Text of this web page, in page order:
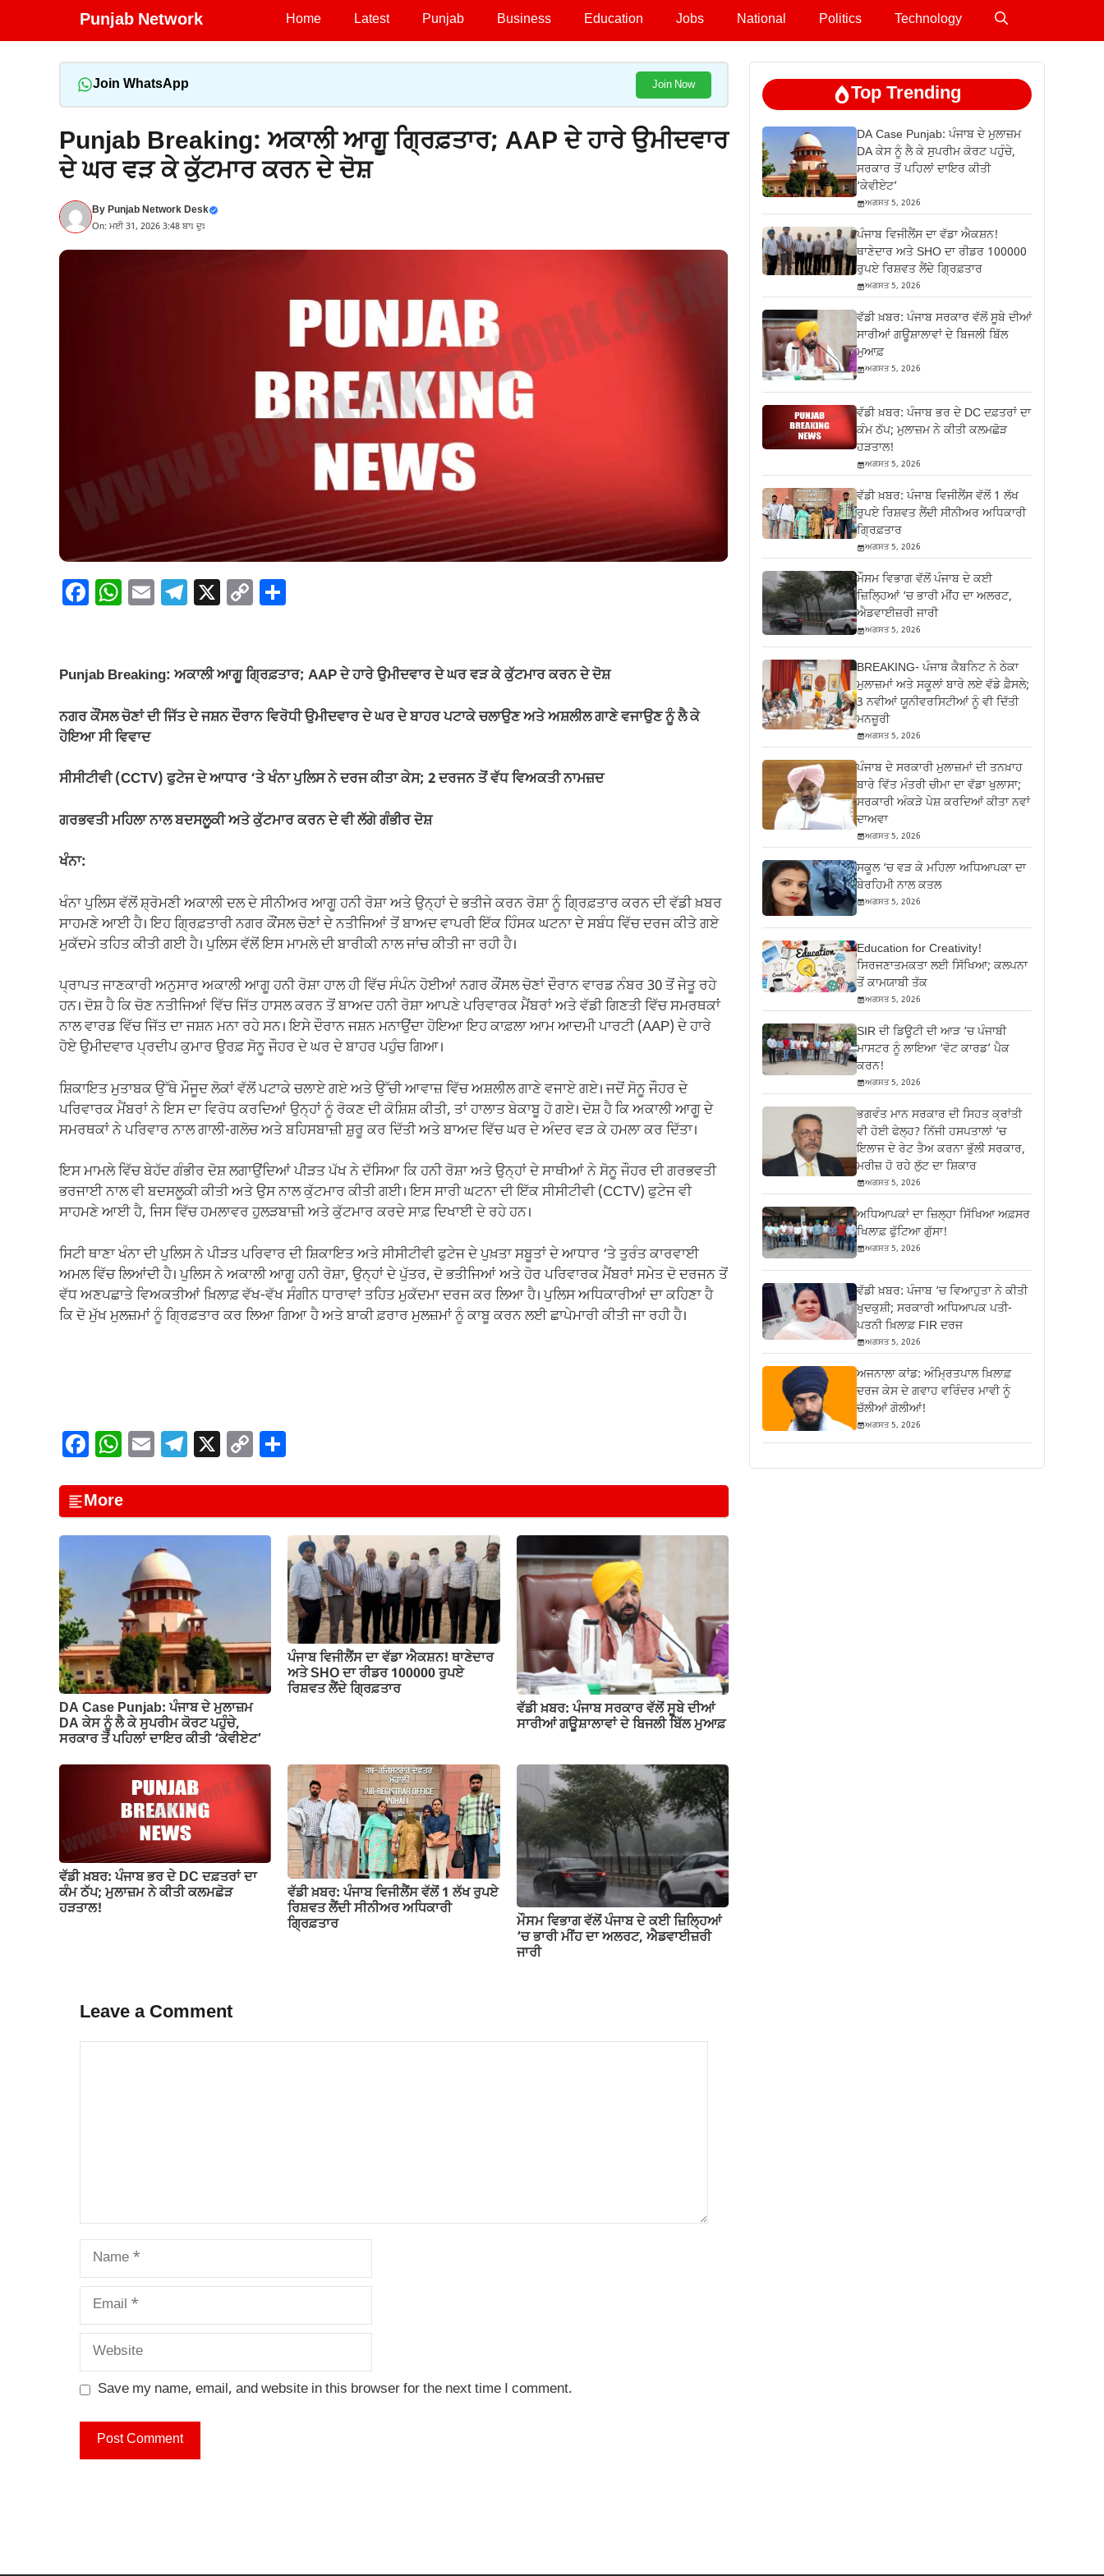
Punjab Network Home Latest Punjab Business Education Jobs National Politics Technology
Join WhatsApp Join Now
Punjab Breaking: ਅਕਾਲੀ ਆਗੂ ਗ੍ਰਿਫ਼ਤਾਰ; AAP ਦੇ ਹਾਰੇ ਉਮੀਦਵਾਰ
ਦੇ ਘਰ ਵੜ ਕੇ ਕੁੱਟਮਾਰ ਕਰਨ ਦੇ ਦੋਸ਼
ByPunjab Network Desk
On: ਮਈ 31, 2026 3:48 ਬਾਃ ਦੁਃ
F
e
o
o
k
W
s
p
p
E T
gr
m
X C
y
n
e
Punjab Breaking: ਅਕਾਲੀ ਆਗੂ ਗ੍ਰਿਫ਼ਤਾਰ; AAP ਦੇ ਹਾਰੇ ਉਮੀਦਵਾਰ ਦੇ ਘਰ ਵੜ ਕੇ ਕੁੱਟਮਾਰ ਕਰਨ ਦੇ ਦੋਸ਼
ਨਗਰ ਕੌਂਸਲ ਚੋਣਾਂ ਦੀ ਜਿੱਤ ਦੇ ਜਸ਼ਨ ਦੌਰਾਨ ਵਿਰੋਧੀ ਉਮੀਦਵਾਰ ਦੇ ਘਰ ਦੇ ਬਾਹਰ ਪਟਾਕੇ ਚਲਾਉਣ ਅਤੇ ਅਸ਼ਲੀਲ ਗਾਣੇ ਵਜਾਉਣ ਨੂੰ ਲੈ ਕੇ
ਹੋਇਆ ਸੀ ਵਿਵਾਦ
ਸੀਸੀਟੀਵੀ (CCTV) ਫੁਟੇਜ ਦੇ ਆਧਾਰ ‘ਤੇ ਖੰਨਾ ਪੁਲਿਸ ਨੇ ਦਰਜ ਕੀਤਾ ਕੇਸ; 2 ਦਰਜਨ ਤੋਂ ਵੱਧ ਵਿਅਕਤੀ ਨਾਮਜ਼ਦ
ਗਰਭਵਤੀ ਮਹਿਲਾ ਨਾਲ ਬਦਸਲੂਕੀ ਅਤੇ ਕੁੱਟਮਾਰ ਕਰਨ ਦੇ ਵੀ ਲੱਗੇ ਗੰਭੀਰ ਦੋਸ਼
ਖੰਨਾ:
ਖੰਨਾ ਪੁਲਿਸ ਵੱਲੋਂ ਸ਼੍ਰੋਮਣੀ ਅਕਾਲੀ ਦਲ ਦੇ ਸੀਨੀਅਰ ਆਗੂ ਹਨੀ ਰੋਸ਼ਾ ਅਤੇ ਉਨ੍ਹਾਂ ਦੇ ਭਤੀਜੇ ਕਰਨ ਰੋਸ਼ਾ ਨੂੰ ਗ੍ਰਿਫ਼ਤਾਰ ਕਰਨ ਦੀ ਵੱਡੀ ਖ਼ਬਰ
ਸਾਹਮਣੇ ਆਈ ਹੈ। ਇਹ ਗ੍ਰਿਫ਼ਤਾਰੀ ਨਗਰ ਕੌਂਸਲ ਚੋਣਾਂ ਦੇ ਨਤੀਜਿਆਂ ਤੋਂ ਬਾਅਦ ਵਾਪਰੀ ਇੱਕ ਹਿੰਸਕ ਘਟਨਾ ਦੇ ਸਬੰਧ ਵਿੱਚ ਦਰਜ ਕੀਤੇ ਗਏ
ਮੁਕੱਦਮੇ ਤਹਿਤ ਕੀਤੀ ਗਈ ਹੈ। ਪੁਲਿਸ ਵੱਲੋਂ ਇਸ ਮਾਮਲੇ ਦੀ ਬਾਰੀਕੀ ਨਾਲ ਜਾਂਚ ਕੀਤੀ ਜਾ ਰਹੀ ਹੈ।
ਪ੍ਰਾਪਤ ਜਾਣਕਾਰੀ ਅਨੁਸਾਰ ਅਕਾਲੀ ਆਗੂ ਹਨੀ ਰੋਸ਼ਾ ਹਾਲ ਹੀ ਵਿੱਚ ਸੰਪੰਨ ਹੋਈਆਂ ਨਗਰ ਕੌਂਸਲ ਚੋਣਾਂ ਦੌਰਾਨ ਵਾਰਡ ਨੰਬਰ 30 ਤੋਂ ਜੇਤੂ ਰਹੇ
ਹਨ। ਦੋਸ਼ ਹੈ ਕਿ ਚੋਣ ਨਤੀਜਿਆਂ ਵਿੱਚ ਜਿੱਤ ਹਾਸਲ ਕਰਨ ਤੋਂ ਬਾਅਦ ਹਨੀ ਰੋਸ਼ਾ ਆਪਣੇ ਪਰਿਵਾਰਕ ਮੈਂਬਰਾਂ ਅਤੇ ਵੱਡੀ ਗਿਣਤੀ ਵਿੱਚ ਸਮਰਥਕਾਂ
ਨਾਲ ਵਾਰਡ ਵਿੱਚ ਜਿੱਤ ਦਾ ਜਸ਼ਨ ਮਨਾ ਰਹੇ ਸਨ। ਇਸੇ ਦੌਰਾਨ ਜਸ਼ਨ ਮਨਾਉਂਦਾ ਹੋਇਆ ਇਹ ਕਾਫ਼ਲਾ ਆਮ ਆਦਮੀ ਪਾਰਟੀ (AAP) ਦੇ ਹਾਰੇ
ਹੋਏ ਉਮੀਦਵਾਰ ਪ੍ਰਦੀਪ ਕੁਮਾਰ ਉਰਫ਼ ਸੋਨੂ ਜੌਹਰ ਦੇ ਘਰ ਦੇ ਬਾਹਰ ਪਹੁੰਚ ਗਿਆ।
ਸ਼ਿਕਾਇਤ ਮੁਤਾਬਕ ਉੱਥੇ ਮੌਜੂਦ ਲੋਕਾਂ ਵੱਲੋਂ ਪਟਾਕੇ ਚਲਾਏ ਗਏ ਅਤੇ ਉੱਚੀ ਆਵਾਜ਼ ਵਿੱਚ ਅਸ਼ਲੀਲ ਗਾਣੇ ਵਜਾਏ ਗਏ। ਜਦੋਂ ਸੋਨੂ ਜੌਹਰ ਦੇ
ਪਰਿਵਾਰਕ ਮੈਂਬਰਾਂ ਨੇ ਇਸ ਦਾ ਵਿਰੋਧ ਕਰਦਿਆਂ ਉਨ੍ਹਾਂ ਨੂੰ ਰੋਕਣ ਦੀ ਕੋਸ਼ਿਸ਼ ਕੀਤੀ, ਤਾਂ ਹਾਲਾਤ ਬੇਕਾਬੂ ਹੋ ਗਏ। ਦੋਸ਼ ਹੈ ਕਿ ਅਕਾਲੀ ਆਗੂ ਦੇ
ਸਮਰਥਕਾਂ ਨੇ ਪਰਿਵਾਰ ਨਾਲ ਗਾਲੀ-ਗਲੋਚ ਅਤੇ ਬਹਿਸਬਾਜ਼ੀ ਸ਼ੁਰੂ ਕਰ ਦਿੱਤੀ ਅਤੇ ਬਾਅਦ ਵਿੱਚ ਘਰ ਦੇ ਅੰਦਰ ਵੜ ਕੇ ਹਮਲਾ ਕਰ ਦਿੱਤਾ।
ਇਸ ਮਾਮਲੇ ਵਿੱਚ ਬੇਹੱਦ ਗੰਭੀਰ ਦੋਸ਼ ਲਗਾਉਂਦਿਆਂ ਪੀੜਤ ਪੱਖ ਨੇ ਦੱਸਿਆ ਕਿ ਹਨੀ ਰੋਸ਼ਾ ਅਤੇ ਉਨ੍ਹਾਂ ਦੇ ਸਾਥੀਆਂ ਨੇ ਸੋਨੂ ਜੌਹਰ ਦੀ ਗਰਭਵਤੀ
ਭਰਜਾਈ ਨਾਲ ਵੀ ਬਦਸਲੂਕੀ ਕੀਤੀ ਅਤੇ ਉਸ ਨਾਲ ਕੁੱਟਮਾਰ ਕੀਤੀ ਗਈ। ਇਸ ਸਾਰੀ ਘਟਨਾ ਦੀ ਇੱਕ ਸੀਸੀਟੀਵੀ (CCTV) ਫੁਟੇਜ ਵੀ
ਸਾਹਮਣੇ ਆਈ ਹੈ, ਜਿਸ ਵਿੱਚ ਹਮਲਾਵਰ ਹੁਲੜਬਾਜ਼ੀ ਅਤੇ ਕੁੱਟਮਾਰ ਕਰਦੇ ਸਾਫ਼ ਦਿਖਾਈ ਦੇ ਰਹੇ ਹਨ।
ਸਿਟੀ ਥਾਣਾ ਖੰਨਾ ਦੀ ਪੁਲਿਸ ਨੇ ਪੀੜਤ ਪਰਿਵਾਰ ਦੀ ਸ਼ਿਕਾਇਤ ਅਤੇ ਸੀਸੀਟੀਵੀ ਫੁਟੇਜ ਦੇ ਪੁਖ਼ਤਾ ਸਬੂਤਾਂ ਦੇ ਆਧਾਰ ‘ਤੇ ਤੁਰੰਤ ਕਾਰਵਾਈ
ਅਮਲ ਵਿੱਚ ਲਿਆਂਦੀ ਹੈ। ਪੁਲਿਸ ਨੇ ਅਕਾਲੀ ਆਗੂ ਹਨੀ ਰੋਸ਼ਾ, ਉਨ੍ਹਾਂ ਦੇ ਪੁੱਤਰ, ਦੋ ਭਤੀਜਿਆਂ ਅਤੇ ਹੋਰ ਪਰਿਵਾਰਕ ਮੈਂਬਰਾਂ ਸਮੇਤ ਦੋ ਦਰਜਨ ਤੋਂ
ਵੱਧ ਅਣਪਛਾਤੇ ਵਿਅਕਤੀਆਂ ਖ਼ਿਲਾਫ਼ ਵੱਖ-ਵੱਖ ਸੰਗੀਨ ਧਾਰਾਵਾਂ ਤਹਿਤ ਮੁਕੱਦਮਾ ਦਰਜ ਕਰ ਲਿਆ ਹੈ। ਪੁਲਿਸ ਅਧਿਕਾਰੀਆਂ ਦਾ ਕਹਿਣਾ ਹੈ
ਕਿ ਦੋ ਮੁੱਖ ਮੁਲਜ਼ਮਾਂ ਨੂੰ ਗ੍ਰਿਫ਼ਤਾਰ ਕਰ ਲਿਆ ਗਿਆ ਹੈ ਅਤੇ ਬਾਕੀ ਫ਼ਰਾਰ ਮੁਲਜ਼ਮਾਂ ਨੂੰ ਕਾਬੂ ਕਰਨ ਲਈ ਛਾਪੇਮਾਰੀ ਕੀਤੀ ਜਾ ਰਹੀ ਹੈ।
F
c
e
k
W
at
s
p
p
E
ail
T
e
gr
m
X C
p
y
Li
ar
e
More
DA Case Punjab: ਪੰਜਾਬ ਦੇ ਮੁਲਾਜ਼ਮ
DA ਕੇਸ ਨੂੰ ਲੈ ਕੇ ਸੁਪਰੀਮ ਕੋਰਟ ਪਹੁੰਚੇ,
ਸਰਕਾਰ ਤੋਂ ਪਹਿਲਾਂ ਦਾਇਰ ਕੀਤੀ ‘ਕੇਵੀਏਟ’
ਪੰਜਾਬ ਵਿਜੀਲੈਂਸ ਦਾ ਵੱਡਾ ਐਕਸ਼ਨ! ਥਾਣੇਦਾਰ
ਅਤੇ SHO ਦਾ ਰੀਡਰ 100000 ਰੁਪਏ
ਰਿਸ਼ਵਤ ਲੈਂਦੇ ਗ੍ਰਿਫ਼ਤਾਰ
ਵੱਡੀ ਖ਼ਬਰ: ਪੰਜਾਬ ਸਰਕਾਰ ਵੱਲੋਂ ਸੂਬੇ ਦੀਆਂ
ਸਾਰੀਆਂ ਗਊਸ਼ਾਲਾਵਾਂ ਦੇ ਬਿਜਲੀ ਬਿੱਲ ਮੁਆਫ਼
ਵੱਡੀ ਖ਼ਬਰ: ਪੰਜਾਬ ਭਰ ਦੇ DC ਦਫ਼ਤਰਾਂ ਦਾ
ਕੰਮ ਠੱਪ; ਮੁਲਾਜ਼ਮ ਨੇ ਕੀਤੀ ਕਲਮਛੋੜ
ਹੜਤਾਲ!
ਵੱਡੀ ਖ਼ਬਰ: ਪੰਜਾਬ ਵਿਜੀਲੈਂਸ ਵੱਲੋਂ 1 ਲੱਖ ਰੁਪਏ
ਰਿਸ਼ਵਤ ਲੈਂਦੀ ਸੀਨੀਅਰ ਅਧਿਕਾਰੀ
ਗ੍ਰਿਫ਼ਤਾਰ
ਮੌਸਮ ਵਿਭਾਗ ਵੱਲੋਂ ਪੰਜਾਬ ਦੇ ਕਈ ਜ਼‍ਿਲ੍ਹਿਆਂ
‘ਚ ਭਾਰੀ ਮੀਂਹ ਦਾ ਅਲਰਟ, ਐਡਵਾਈਜ਼ਰੀ
ਜਾਰੀ
Leave a Comment
Name
Email
Website
Save my name, email, and website in this browser for the next time I comment.
Top Trending
DA Case Punjab: ਪੰਜਾਬ ਦੇ ਮੁਲਾਜ਼ਮ
DA ਕੇਸ ਨੂੰ ਲੈ ਕੇ ਸੁਪਰੀਮ ਕੋਰਟ ਪਹੁੰਚੇ,
ਸਰਕਾਰ ਤੋਂ ਪਹਿਲਾਂ ਦਾਇਰ ਕੀਤੀ
‘ਕੇਵੀਏਟ’
ਅਗਸਤ 5, 2026
ਪੰਜਾਬ ਵਿਜੀਲੈਂਸ ਦਾ ਵੱਡਾ ਐਕਸ਼ਨ!
ਥਾਣੇਦਾਰ ਅਤੇ SHO ਦਾ ਰੀਡਰ 100000
ਰੁਪਏ ਰਿਸ਼ਵਤ ਲੈਂਦੇ ਗ੍ਰਿਫ਼ਤਾਰ
ਅਗਸਤ 5, 2026
ਵੱਡੀ ਖ਼ਬਰ: ਪੰਜਾਬ ਸਰਕਾਰ ਵੱਲੋਂ ਸੂਬੇ ਦੀਆਂ
ਸਾਰੀਆਂ ਗਊਸ਼ਾਲਾਵਾਂ ਦੇ ਬਿਜਲੀ ਬਿੱਲ
ਮੁਆਫ਼
ਅਗਸਤ 5, 2026
ਵੱਡੀ ਖ਼ਬਰ: ਪੰਜਾਬ ਭਰ ਦੇ DC ਦਫ਼ਤਰਾਂ ਦਾ
ਕੰਮ ਠੱਪ; ਮੁਲਾਜ਼ਮ ਨੇ ਕੀਤੀ ਕਲਮਛੋੜ
ਹੜਤਾਲ!
ਅਗਸਤ 5, 2026
ਵੱਡੀ ਖ਼ਬਰ: ਪੰਜਾਬ ਵਿਜੀਲੈਂਸ ਵੱਲੋਂ 1 ਲੱਖ
ਰੁਪਏ ਰਿਸ਼ਵਤ ਲੈਂਦੀ ਸੀਨੀਅਰ ਅਧਿਕਾਰੀ
ਗ੍ਰਿਫ਼ਤਾਰ
ਅਗਸਤ 5, 2026
ਮੌਸਮ ਵਿਭਾਗ ਵੱਲੋਂ ਪੰਜਾਬ ਦੇ ਕਈ
ਜ਼‍ਿਲ੍ਹਿਆਂ ‘ਚ ਭਾਰੀ ਮੀਂਹ ਦਾ ਅਲਰਟ,
ਐਡਵਾਈਜ਼ਰੀ ਜਾਰੀ
ਅਗਸਤ 5, 2026
BREAKING- ਪੰਜਾਬ ਕੈਬਨਿਟ ਨੇ ਠੇਕਾ
ਮੁਲਾਜ਼ਮਾਂ ਅਤੇ ਸਕੂਲਾਂ ਬਾਰੇ ਲਏ ਵੱਡੇ ਫ਼ੈਸਲੇ;
3 ਨਵੀਆਂ ਯੂਨੀਵਰਸਿਟੀਆਂ ਨੂੰ ਵੀ ਦਿੱਤੀ
ਮਨਜ਼ੂਰੀ
ਅਗਸਤ 5, 2026
ਪੰਜਾਬ ਦੇ ਸਰਕਾਰੀ ਮੁਲਾਜ਼ਮਾਂ ਦੀ ਤਨਖ਼ਾਹ
ਬਾਰੇ ਵਿੱਤ ਮੰਤਰੀ ਚੀਮਾ ਦਾ ਵੱਡਾ ਖੁਲਾਸਾ;
ਸਰਕਾਰੀ ਅੰਕੜੇ ਪੇਸ਼ ਕਰਦਿਆਂ ਕੀਤਾ ਨਵਾਂ
ਦਾਅਵਾ
ਅਗਸਤ 5, 2026
ਸਕੂਲ ‘ਚ ਵੜ ਕੇ ਮਹਿਲਾ ਅਧਿਆਪਕਾ ਦਾ
ਬੇਰਹਿਮੀ ਨਾਲ ਕਤਲ
ਅਗਸਤ 5, 2026
Education for Creativity!
ਸਿਰਜਣਾਤਮਕਤਾ ਲਈ ਸਿੱਖਿਆ; ਕਲਪਨਾ
ਤੋਂ ਕਾਮਯਾਬੀ ਤੱਕ
ਅਗਸਤ 5, 2026
SIR ਦੀ ਡਿਊਟੀ ਦੀ ਆੜ ‘ਚ ਪੰਜਾਬੀ
ਮਾਸਟਰ ਨੂੰ ਲਾਇਆ ‘ਵੋਟ ਕਾਰਡ’ ਪੈਕ
ਕਰਨ!
ਅਗਸਤ 5, 2026
ਭਗਵੰਤ ਮਾਨ ਸਰਕਾਰ ਦੀ ਸਿਹਤ ਕ੍ਰਾਂਤੀ
ਵੀ ਹੋਈ ਫੇਲ੍ਹ? ਨਿੱਜੀ ਹਸਪਤਾਲਾਂ ‘ਚ
ਇਲਾਜ ਦੇ ਰੇਟ ਤੈਅ ਕਰਨਾ ਭੁੱਲੀ ਸਰਕਾਰ,
ਮਰੀਜ਼ ਹੋ ਰਹੇ ਲੁੱਟ ਦਾ ਸ਼ਿਕਾਰ
ਅਗਸਤ 5, 2026
ਅਧਿਆਪਕਾਂ ਦਾ ਜ਼‍ਿਲ੍ਹਾ ਸਿੱਖਿਆ ਅਫ਼ਸਰ
ਖਿਲਾਫ਼ ਫੁੱਟਿਆ ਗੁੱਸਾ!
ਅਗਸਤ 5, 2026
ਵੱਡੀ ਖ਼ਬਰ: ਪੰਜਾਬ ‘ਚ ਵਿਆਹੁਤਾ ਨੇ ਕੀਤੀ
ਖੁਦਕੁਸ਼ੀ; ਸਰਕਾਰੀ ਅਧਿਆਪਕ ਪਤੀ-
ਪਤਨੀ ਖ਼ਿਲਾਫ਼ FIR ਦਰਜ
ਅਗਸਤ 5, 2026
ਅਜਨਾਲਾ ਕਾਂਡ: ਅੰਮ੍ਰਿਤਪਾਲ ਖ਼ਿਲਾਫ਼
ਦਰਜ ਕੇਸ ਦੇ ਗਵਾਹ ਵਰਿੰਦਰ ਮਾਵੀ ਨੂੰ
ਚੱਲੀਆਂ ਗੋਲੀਆਂ!
ਅਗਸਤ 5, 2026